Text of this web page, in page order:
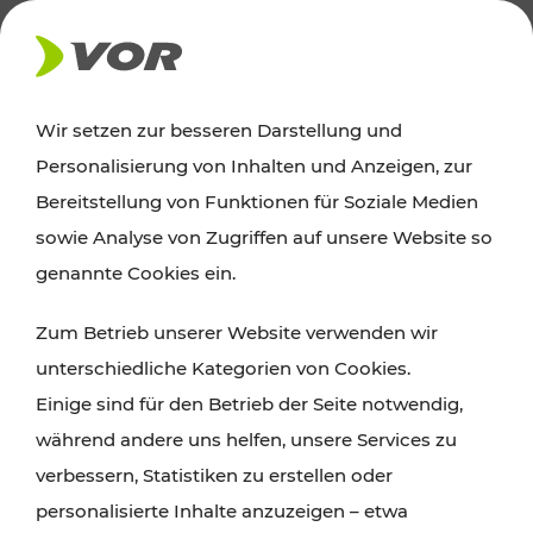
PRESSE
16.10.2023
Optimierung des
Regionalbusangebots im
Waldviertel
Mit 3. November werden zahlreiche
Öffi-Anpassungen im Waldviertel
umgesetzt
Wir setzen zur besseren Darstellung und
Personalisierung von Inhalten und Anzeigen, zur
Bereitstellung von Funktionen für Soziale Medien
sowie Analyse von Zugriffen auf unsere Website so
genannte Cookies ein.
Zum Betrieb unserer Website verwenden wir
unterschiedliche Kategorien von Cookies.
Einige sind für den Betrieb der Seite notwendig,
während andere uns helfen, unsere Services zu
verbessern, Statistiken zu erstellen oder
personalisierte Inhalte anzuzeigen – etwa